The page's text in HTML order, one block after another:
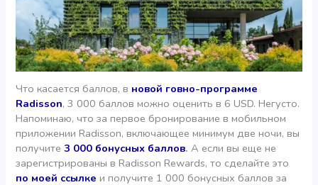
Что касается баллов, в новой говно-программе
Radisson, 3 000 баллов можно оценить в 6 USD. Негусто.
Напоминаю, что за первое бронирование в мобильном
приложении Radisson, включающее минимум две ночи, вы
получите3 000 бонусных баллов. А если вы еще не
зарегистрированы в Radisson Rewards, то сделайте это
по моей ссылке и получите 1 000 бонусных баллов за